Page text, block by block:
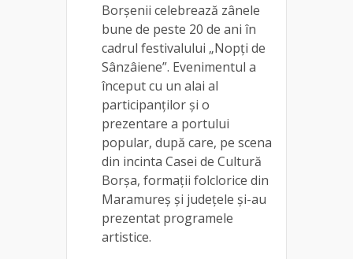
Borșenii celebrează zânele
bune de peste 20 de ani în
cadrul festivalului „Nopți de
Sânzâiene”. Evenimentul a
început cu un alai al
participanților și o
prezentare a portului
popular, după care, pe scena
din incinta Casei de Cultură
Borşa, formații folclorice din
Maramureș și județele și-au
prezentat programele
artistice.